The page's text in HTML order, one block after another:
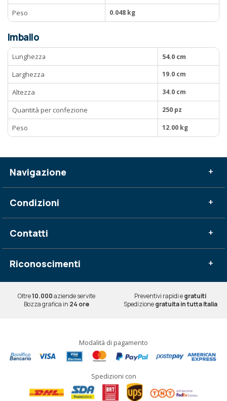
Peso 0.048 kg
Imballo
Lunghezza
54.0 cm
Larghezza
19.0 cm
Altezza 34.0 cm
Quantità per confezione 250 pz
Peso 12.00 kg
Navigazione +
Condizioni +
Contatti +
Riconoscimenti +
Oltre10.000aziende servite Preventivi rapidi egratuiti
Bozza grafica in 24 ore Spedizionegratuita in tutta Italia
Modalità di pagamento
Spedizioni con